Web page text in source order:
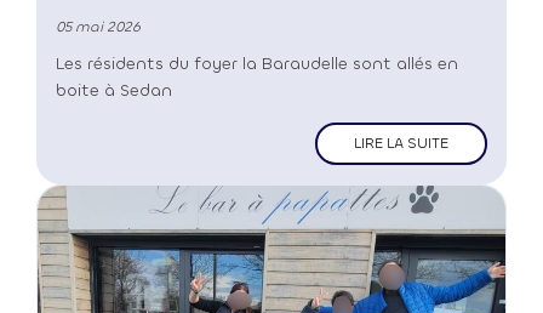
05 mai 2026
Les résidents du foyer la Baraudelle sont allés en
boite à Sedan
LIRE LA SUITE